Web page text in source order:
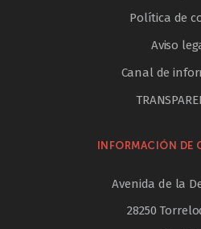
Política de
Aviso
Canal de
INFORMACIÓN
Avenida de la
28250